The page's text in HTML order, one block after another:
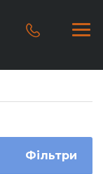
Фільтри